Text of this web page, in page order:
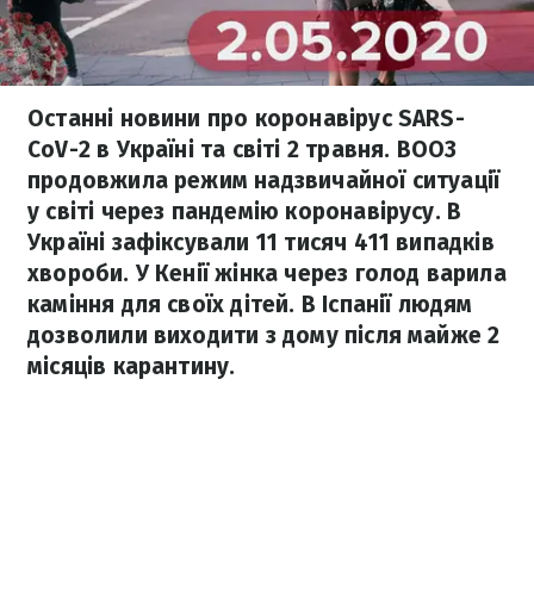
Останні новини про коронавірус SARS-
CoV-2 в Україні та світі 2 травня. ВООЗ
продовжила режим надзвичайної ситуації
у світі через пандемію коронавірусу. В
Україні зафіксували 11 тисяч 411 випадків
хвороби. У Кенії жінка через голод варила
каміння для своїх дітей. В Іспанії людям
дозволили виходити з дому після майже 2
місяців карантину.